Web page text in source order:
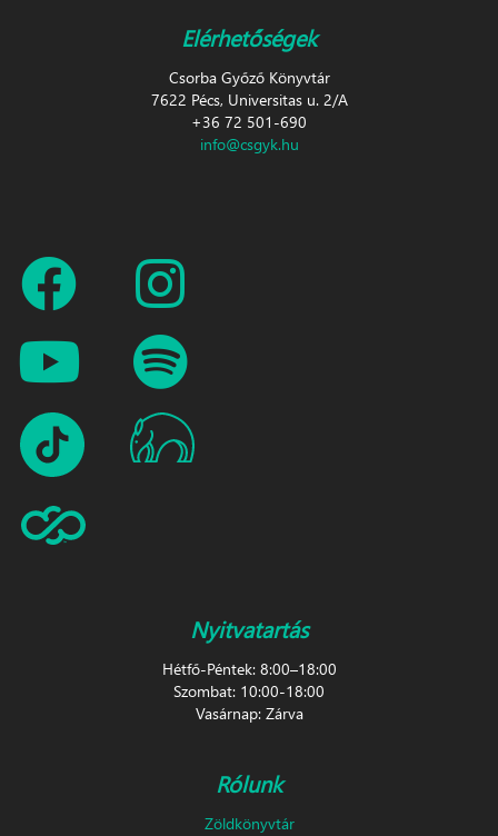
Elérhetőségek
Csorba Győző Könyvtár
7622 Pécs, Universitas u. 2/A
+36 72 501-690
info@csgyk.hu
Nyitvatartás
Hétfő-Péntek: 8:00–18:00
Szombat: 10:00-18:00
Vasárnap: Zárva
Rólunk
Zöldkönyvtár